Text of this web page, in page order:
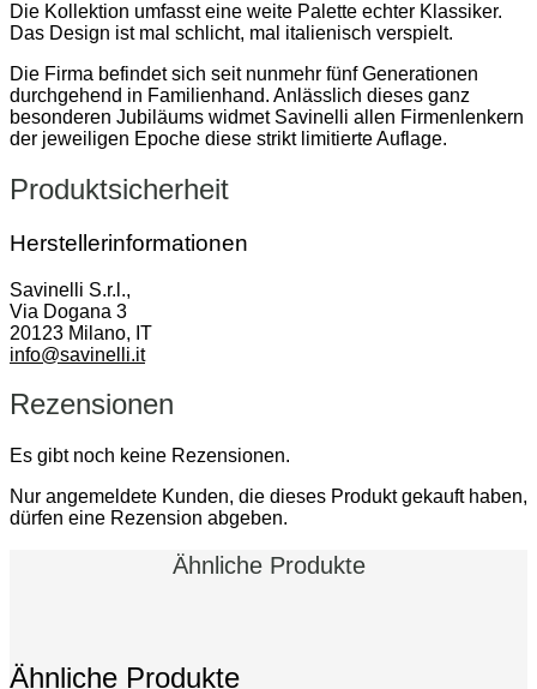
Die Kollektion umfasst eine weite Palette echter Klassiker.
Das Design ist mal schlicht, mal italienisch verspielt.
Die Firma befindet sich seit nunmehr fünf Generationen
durchgehend in Familienhand. Anlässlich dieses ganz
besonderen Jubiläums widmet Savinelli allen Firmenlenkern
der jeweiligen Epoche diese strikt limitierte Auflage.
Produktsicherheit
Herstellerinformationen
Savinelli S.r.l.,
Via Dogana 3
20123 Milano, IT
info@savinelli.it
Rezensionen
Es gibt noch keine Rezensionen.
Nur angemeldete Kunden, die dieses Produkt gekauft haben,
dürfen eine Rezension abgeben.
Ähnliche Produkte
Ähnliche Produkte